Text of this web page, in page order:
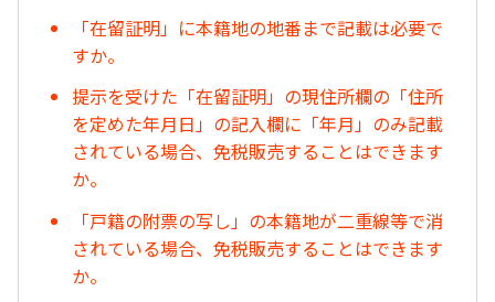
「在留証明」に本籍地の地番まで記載は必要で
すか。
提示を受けた「在留証明」の現住所欄の「住所
を定めた年月日」の記入欄に「年月」のみ記載
されている場合、免税販売することはできます
か。
「戸籍の附票の写し」の本籍地が二重線等で消
されている場合、免税販売することはできます
か。